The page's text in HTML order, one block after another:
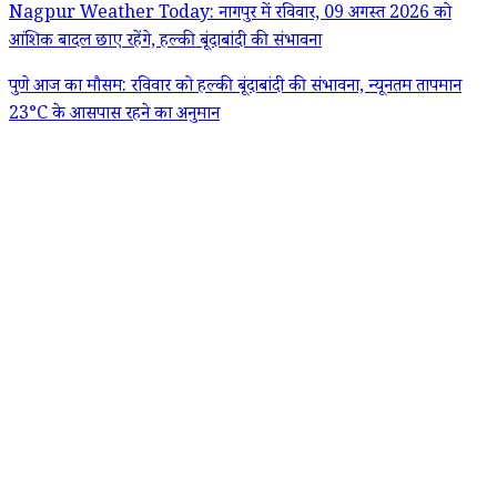
Nagpur Weather Today: नागपुर में रविवार, 09 अगस्त 2026 को
आंशिक बादल छाए रहेंगे, हल्की बूंदाबांदी की संभावना
पुणे आज का मौसम: रविवार को हल्की बूंदाबांदी की संभावना, न्यूनतम तापमान
23°C के आसपास रहने का अनुमान